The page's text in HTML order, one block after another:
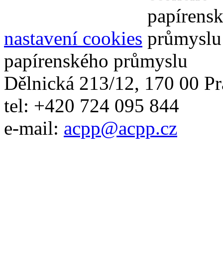
nastavení cookies
papírenského průmyslu
Dělnická 213/12, 170 00
tel: +420 724 095 844
e-mail: acpp@acpp.cz